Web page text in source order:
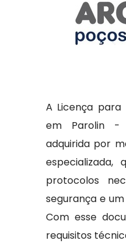
A Licença para
em Parolin -
adquirida por
especializada,
protocolos
segurança e
Com esse
requisitos